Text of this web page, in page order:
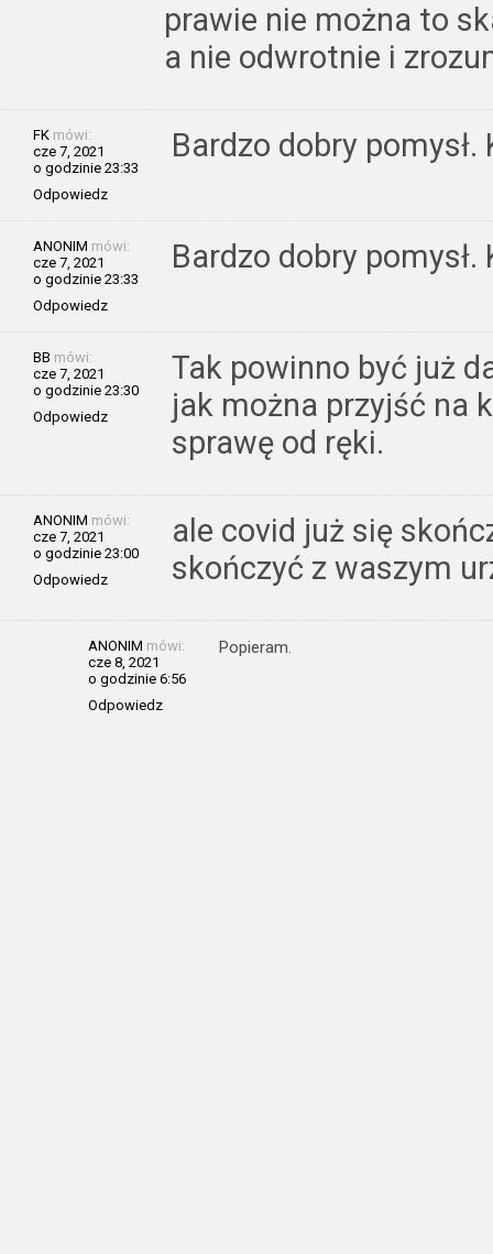
prawie nie można to
a nie odwrotnie i
FK mówi:
cze 7, 2021
o godzinie 23:33
Odpowiedz
Bardzo dobry
ANONIM mówi:
cze 7, 2021
o godzinie 23:33
Odpowiedz
Bardzo dobry
BB mówi:
cze 7, 2021
o godzinie 23:30
Odpowiedz
Tak powinno być już
jak można przyjść na
sprawę od ręki.
ANONIM mówi:
cze 7, 2021
o godzinie 23:00
Odpowiedz
ale covid już się
skończyć z waszym
ANONIM mówi:
cze 8, 2021
o godzinie 6:56
Odpowiedz
Popieram.